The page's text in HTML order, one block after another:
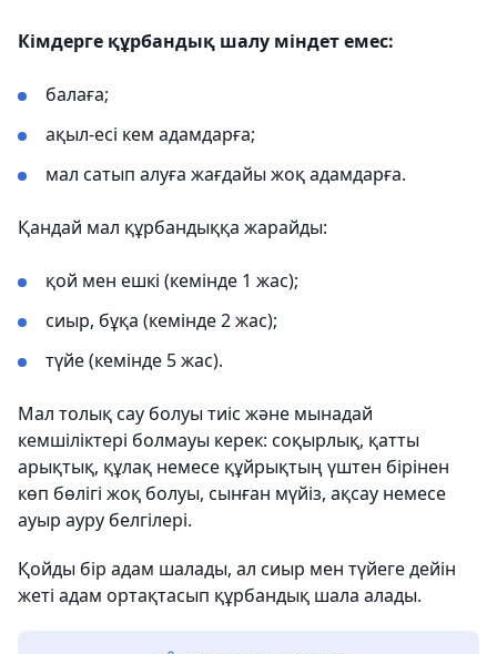
Кімдерге құрбандық шалу міндет емес:
балаға;
ақыл-есі кем адамдарға;
мал сатып алуға жағдайы жоқ адамдарға.
Қандай мал құрбандыққа жарайды:
қой мен ешкі (кемінде 1 жас);
сиыр, бұқа (кемінде 2 жас);
түйе (кемінде 5 жас).
Мал толық сау болуы тиіс және мынадай
кемшіліктері болмауы керек: соқырлық, қатты
арықтық, құлақ немесе құйрықтың үштен бірінен
көп бөлігі жоқ болуы, сынған мүйіз, ақсау немесе
ауыр ауру белгілері.
Қойды бір адам шалады, ал сиыр мен түйеге дейін
жеті адам ортақтасып құрбандық шала алады.